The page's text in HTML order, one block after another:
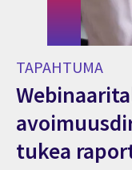
TAPAHTUMA
tukea